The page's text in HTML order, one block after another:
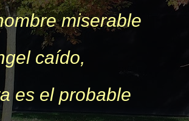
miserable
caído,
es el probable